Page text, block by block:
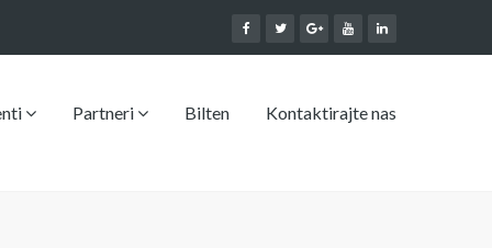
Partneri Bilten Kontaktirajte nas